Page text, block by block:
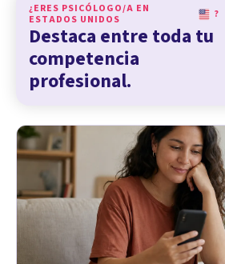
¿ERES PSICÓLOGO/A EN
ESTADOS UNIDOS
?
Destaca entre toda tu
competencia
profesional.